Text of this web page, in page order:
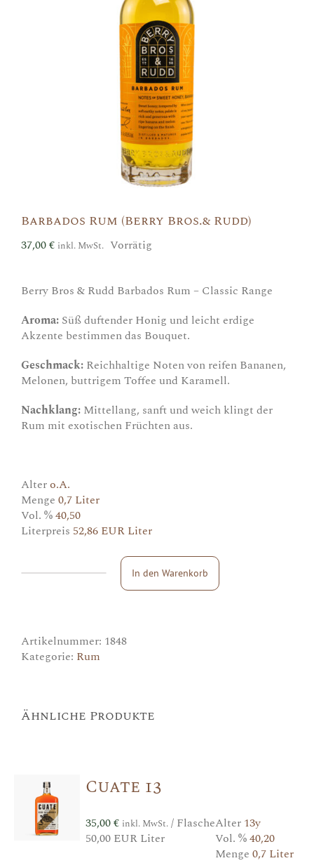
Barbados Rum (Berry Bros.& Rudd)
37,00€ inkl. MwSt. Vorrätig
Berry Bros & Rudd Barbados Rum – Classic Range
Aroma: Süß duftender Honig und leicht erdige
Akzente bestimmen das Bouquet.
Geschmack: Reichhaltige Noten von reifen Bananen,
Melonen, buttrigem Toffee und Karamell.
Nachklang: Mittellang, sanft und weich klingt der
Rum mit exotischen Früchten aus.
Altero.A.
Menge 0,7 Liter
Vol. %40,50
Literpreis 52,86 EUR Liter
In den Warenkorb
Artikelnummer: 1848
Kategorie: Rum
Ähnliche Produkte
Cuate 13
35,00€ inkl. MwSt./ Flasche
50,00 EUR Liter
Alter 13y
Vol. %40,20
Menge 0,7 Liter